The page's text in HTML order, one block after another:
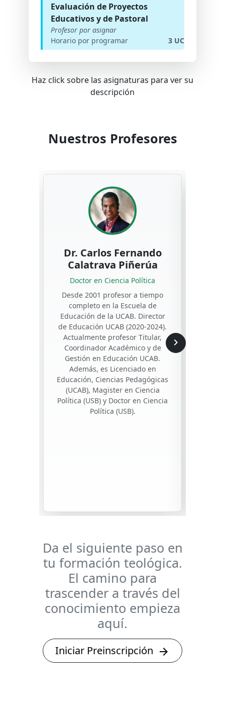
Evaluación de Proyectos
Educativos y de Pastoral
Profesor por asignar
Horario por programar
3 UC
Haz click sobre las asignaturas para ver su
descripción
Nuestros Profesores
Dr. Carlos Fernando
Calatrava Piñerúa
Doctor en Ciencia Política
Desde 2001 profesor a tiempo
completo en la Escuela de
Educación de la UCAB. Director
de Educación UCAB (2020-2024).
Actualmente profesor Titular,
Coordinador Académico y de
Gestión en Educación UCAB.
Además, es Licenciado en
Educación, Ciencias Pedagógicas
(UCAB), Magister en Ciencia
Política (USB) y Doctor en Ciencia
Política (USB).
chevron_right
Da el siguiente paso en
tu formación teológica.
El camino para
trascender a través del
conocimiento empieza
aquí.
Iniciar Preinscripción arrow_forward